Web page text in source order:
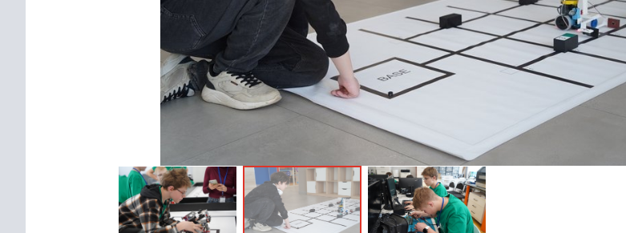
Министерство образования